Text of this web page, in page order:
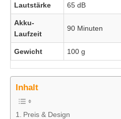
Lautstärke 65 dB
Akku-
Laufzeit
90 Minuten
Gewicht 100 g
Inhalt
Preis & Design